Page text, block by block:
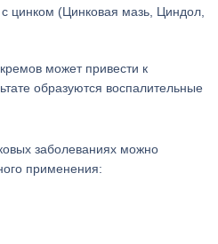
цинком (Цинковая мазь, Циндол,
может привести к
образуются воспалительные
заболеваниях можно
применения: